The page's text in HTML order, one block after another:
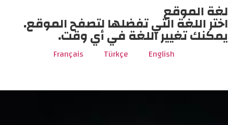
لغة الموقع
اختر اللغة التي تفضلها لتصفح الموقع.
يمكنك تغيير اللغة في أي وقت.
English
Türkçe
Français